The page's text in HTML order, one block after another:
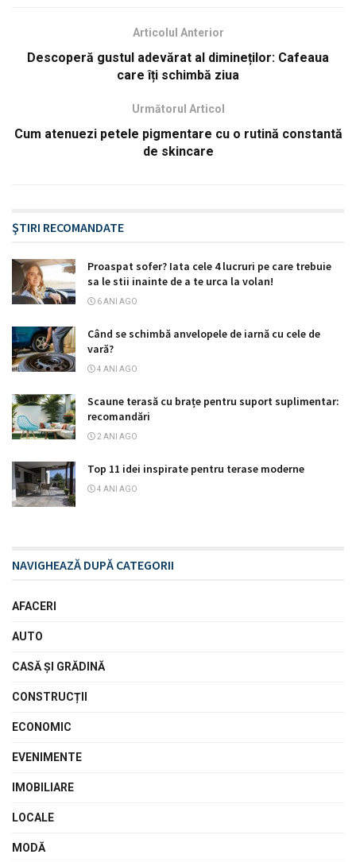
Articolul Anterior
Descoperă gustul adevărat al dimineților: Cafeaua
care îți schimbă ziua
Următorul Articol
Cum atenuezi petele pigmentare cu o rutină constantă
de skincare
ŞTIRI RECOMANDATE
Proaspat sofer? Iata cele 4 lucruri pe care trebuie
sa le stii inainte de a te urca la volan!
6 ANI AGO
Când se schimbă anvelopele de iarnă cu cele de
vară?
4 ANI AGO
Scaune terasă cu brațe pentru suport suplimentar:
recomandări
2 ANI AGO
Top 11 idei inspirate pentru terase moderne
4 ANI AGO
NAVIGHEAZĂ DUPĂ CATEGORII
AFACERI
AUTO
CASĂ ŞI GRĂDINĂ
CONSTRUCȚII
ECONOMIC
EVENIMENTE
IMOBILIARE
LOCALE
MODĂ